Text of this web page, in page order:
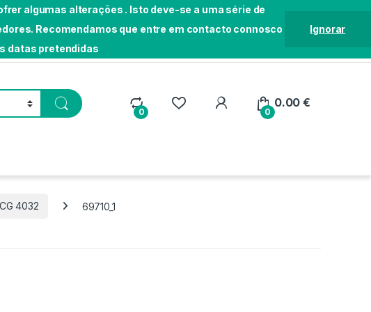
algumas alterações . Isto deve-se a uma série de
Recomendamos que entre em contacto connosco
datas pretendidas
Ignorar
0 0
0.00€
4032 69710_1